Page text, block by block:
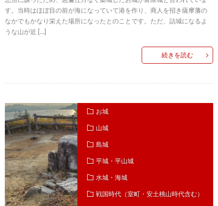
す。当時はほぼ目の前が海になっていて港を作り、商人を招き薩摩藩の
なかでもかなり栄えた場所になったとのことです。ただ、詰城になるよ
うな山が近 […]
続きを読む
お城
山城
島城
平城・平山城
水城・海城
戦国時代（室町・安土桃山時代含む）